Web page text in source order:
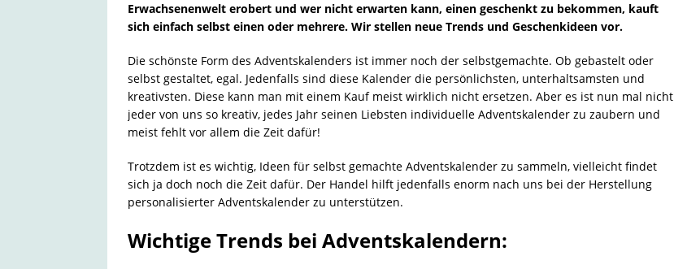
Erwachsenenwelt erobert und wer nicht erwarten kann, einen geschenkt zu bekommen, kauft
sich einfach selbst einen oder mehrere. Wir stellen neue Trends und Geschenkideen vor.
Die schönste Form des Adventskalenders ist immer noch der selbstgemachte. Ob gebastelt oder
selbst gestaltet, egal. Jedenfalls sind diese Kalender die persönlichsten, unterhaltsamsten und
kreativsten. Diese kann man mit einem Kauf meist wirklich nicht ersetzen. Aber es ist nun mal nicht
jeder von uns so kreativ, jedes Jahr seinen Liebsten individuelle Adventskalender zu zaubern und
meist fehlt vor allem die Zeit dafür!
Trotzdem ist es wichtig, Ideen für selbst gemachte Adventskalender zu sammeln, vielleicht findet
sich ja doch noch die Zeit dafür. Der Handel hilft jedenfalls enorm nach uns bei der Herstellung
personalisierter Adventskalender zu unterstützen.
Wichtige Trends bei Adventskalendern: